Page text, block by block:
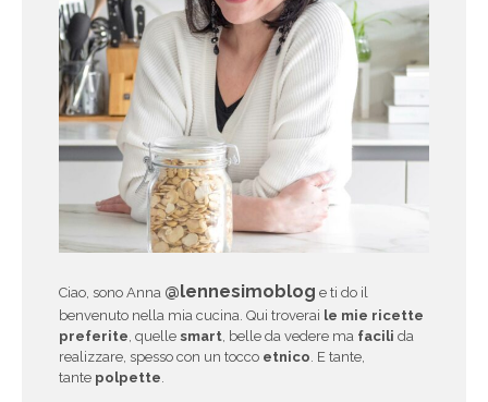
Ciao, sono Anna @lennesimoblog e ti do il
benvenuto nella mia cucina. Qui troverai le mie ricette
preferite, quelle smart, belle da vedere ma facili da
realizzare, spesso con un tocco etnico. E tante,
tante polpette.